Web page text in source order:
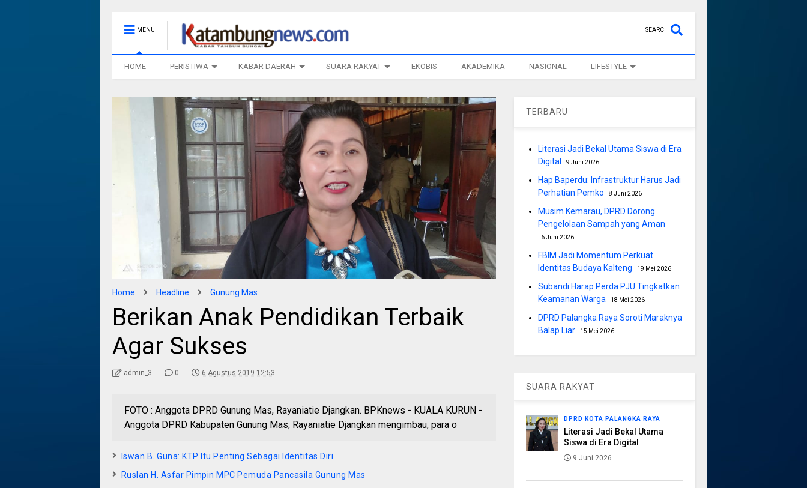
MENU SEARCH
HOME PERISTIWA KABAR DAERAH SUARA RAKYAT EKOBIS AKADEMIKA NASIONAL LIFESTYLE
Home Headline Gunung Mas
Berikan Anak Pendidikan Terbaik
Agar Sukses
admin_3 0 6 Agustus 2019 12:53
FOTO : Anggota DPRD Gunung Mas, Rayaniatie Djangkan. BPKnews - KUALA KURUN -
Anggota DPRD Kabupaten Gunung Mas, Rayaniatie Djangkan mengimbau, para o
Iswan B. Guna: KTP Itu Penting Sebagai Identitas Diri
Ruslan H. Asfar Pimpin MPC Pemuda Pancasila Gunung Mas
TERBARU
Literasi Jadi Bekal Utama Siswa di Era
Digital
9 Juni 2026
Hap Baperdu: Infrastruktur Harus Jadi
Perhatian Pemko
8 Juni 2026
Musim Kemarau, DPRD Dorong
Pengelolaan Sampah yang Aman
6 Juni 2026
FBIM Jadi Momentum Perkuat
Identitas Budaya Kalteng
19 Mei 2026
Subandi Harap Perda PJU Tingkatkan
Keamanan Warga
18 Mei 2026
DPRD Palangka Raya Soroti Maraknya
Balap Liar
15 Mei 2026
SUARA RAKYAT
DPRD KOTA PALANGKA RAYA
Literasi Jadi Bekal Utama
Siswa di Era Digital
9 Juni 2026